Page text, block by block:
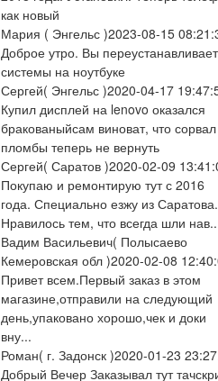
как новый
Мария ( Энгельс )2023-08-15
Доброе утро. Вы
системы на ноутбуке
Сергей( Энгельс )2020-04-17
Купил дисплей на lenovo оказался
бракованыйсам виноват, что сорвал
пломбы теперь не вернуть
Сергей( Саратов )2020-02-09
Покупаю и ремонтирую тут с 2016
года. Специально езжу из Саратова.
Нравилось тем, что всегда шли
Вадим Васильевич( Полысаево
Кемеровская обл )2020-02-08
Привет всем.Первый заказ в этом
магазине,отправили на следующий
день,упаковано хорошо,чек и доки
вну...
Роман( г. Задонск )2020-01-23
Добрый Вечер Заказывал тут